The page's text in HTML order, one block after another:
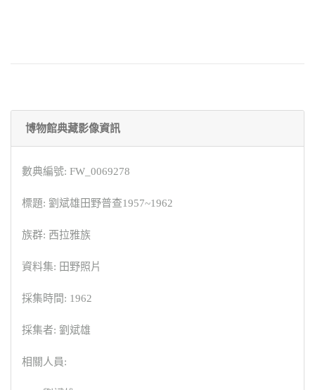
博物館典藏影像資訊
數典編號: FW_0069278
標題: 劉斌雄田野普查1957~1962
族群: 西拉雅族
資料集: 田野照片
採集時間: 1962
採集者: 劉斌雄
相關人員: